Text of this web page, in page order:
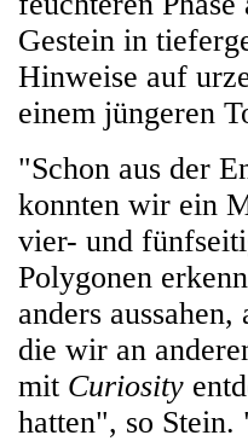
Gestein in
Hinweise auf
einem jüngeren
"Schon aus der
konnten wir ein
vier- und
Polygonen
anders aussahen,
die wir an
mit Curiosity
hatten", so Stein.